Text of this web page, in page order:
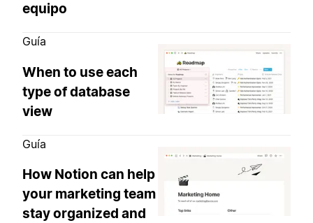
equipo
Guía
When to use each
type of database
view
Guía
How Notion can help
your marketing team
stay organized and